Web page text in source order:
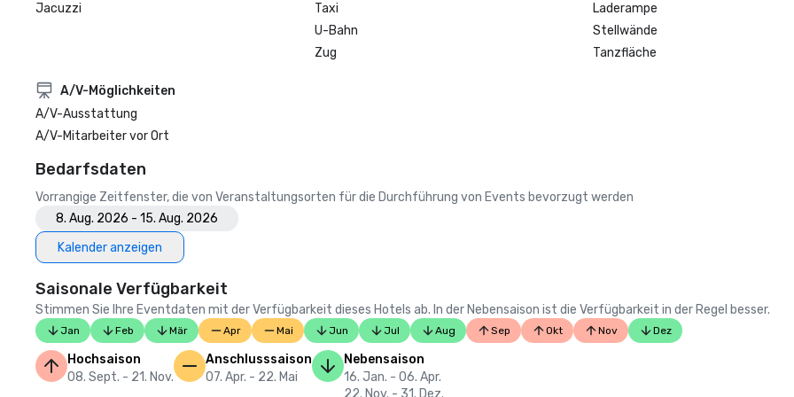
LGBTQ+-Hochzeitsziele in den
Liste)
• SF Travel — Luxushotels mit den
• Reise- und Freizeitmagazin -
Jacuzzi
Taxi
U-Bahn
Zug
Laderampe
Stellwände
Tanzfläche
A/V-Möglichkeiten
A/V-Ausstattung
A/V-Mitarbeiter vor Ort
Bedarfsdaten
Vorrangige Zeitfenster, die von Veranstaltungsorten für die Durchführung von Events bevorzugt werden
8. Aug. 2026 - 15. Aug. 2026
Kalender anzeigen
Saisonale Verfügbarkeit
Stimmen Sie Ihre Eventdaten mit der Verfügbarkeit dieses Hotels ab. In der Nebensaison ist die Verfügbarkeit in der Regel besser.
Jan Feb Mär Apr Mai Jun Jul Aug Sep Okt Nov Dez
Hochsaison
08. Sept. - 21. Nov.
Anschlusssaison
07. Apr. - 22. Mai
Nebensaison
16. Jan. - 06. Apr.
22. Nov. - 31. Dez.